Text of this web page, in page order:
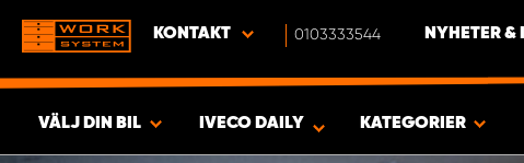
KONTAKT 0103333544 NYHETER &
VÄLJ DIN BIL IVECO DAILY KATEGORIER